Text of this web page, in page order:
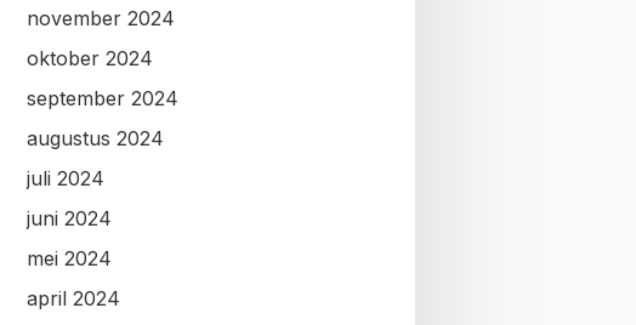
november 2024
oktober 2024
september 2024
augustus 2024
juli 2024
juni 2024
mei 2024
april 2024